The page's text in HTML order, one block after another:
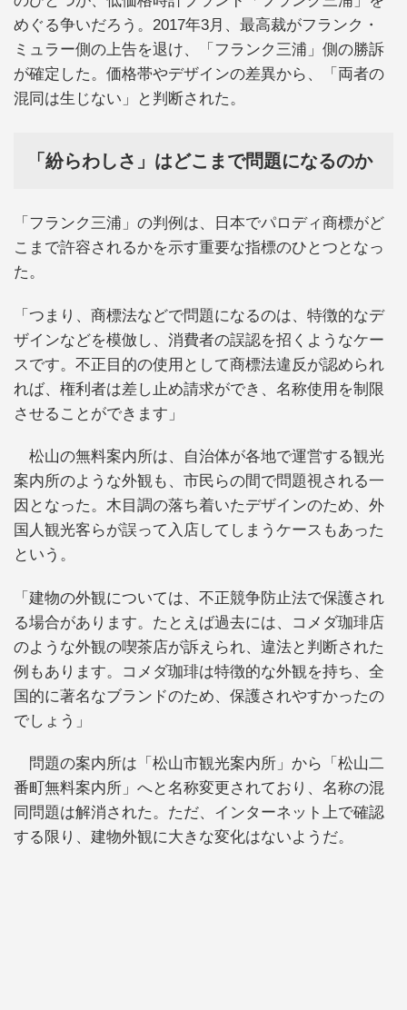
めぐる争いだろう。2017年3月、最高裁がフランク・
ミュラー側の上告を退け、「フランク三浦」側の勝訴
が確定した。価格帯やデザインの差異から、「両者の
混同は生じない」と判断された。
「紛らわしさ」はどこまで問題になるのか
「フランク三浦」の判例は、日本でパロディ商標がど
こまで許容されるかを示す重要な指標のひとつとなっ
た。
「つまり、商標法などで問題になるのは、特徴的なデ
ザインなどを模倣し、消費者の誤認を招くようなケー
スです。不正目的の使用として商標法違反が認められ
れば、権利者は差し止め請求ができ、名称使用を制限
させることができます」
松山の無料案内所は、自治体が各地で運営する観光
案内所のような外観も、市民らの間で問題視される一
因となった。木目調の落ち着いたデザインのため、外
国人観光客らが誤って入店してしまうケースもあった
という。
「建物の外観については、不正競争防止法で保護され
る場合があります。たとえば過去には、コメダ珈琲店
のような外観の喫茶店が訴えられ、違法と判断された
例もあります。コメダ珈琲は特徴的な外観を持ち、全
国的に著名なブランドのため、保護されやすかったの
でしょう」
問題の案内所は「松山市観光案内所」から「松山二
番町無料案内所」へと名称変更されており、名称の混
同問題は解消された。ただ、インターネット上で確認
する限り、建物外観に大きな変化はないようだ。